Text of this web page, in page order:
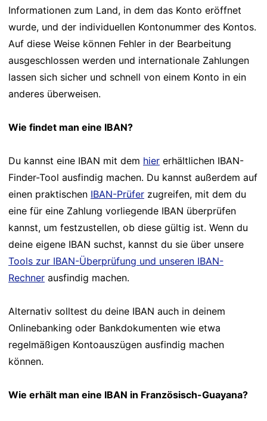
Informationen zum Land, in dem das Konto eröffnet
wurde, und der individuellen Kontonummer des Kontos.
Auf diese Weise können Fehler in der Bearbeitung
ausgeschlossen werden und internationale Zahlungen
lassen sich sicher und schnell von einem Konto in ein
anderes überweisen.
Wie findet man eine IBAN?
Du kannst eine IBAN mit dem hier erhältlichen IBAN-
Finder-Tool ausfindig machen. Du kannst außerdem auf
einen praktischen IBAN-Prüfer zugreifen, mit dem du
eine für eine Zahlung vorliegende IBAN überprüfen
kannst, um festzustellen, ob diese gültig ist. Wenn du
deine eigene IBAN suchst, kannst du sie über unsere
Tools zur IBAN-Überprüfung und unseren IBAN-
Rechner ausfindig machen.
Alternativ solltest du deine IBAN auch in deinem
Onlinebanking oder Bankdokumenten wie etwa
regelmäßigen Kontoauszügen ausfindig machen
können.
Wie erhält man eine IBAN in Französisch-Guayana?